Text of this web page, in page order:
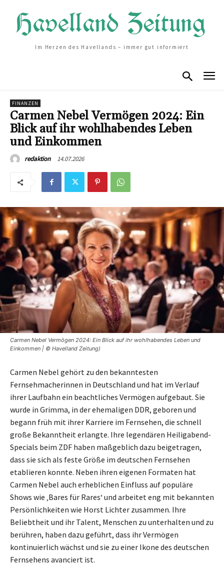
Im Herzen des Havellands – immer gut informiert
FINANZEN
Carmen Nebel Vermögen 2024: Ein
Blick auf ihr wohlhabendes Leben
und Einkommen
redaktion 14.07.2026
Carmen Nebel Vermögen 2024: Ein Blick auf ihr wohlhabendes Leben und
Einkommen | © Havelland Zeitung)
Carmen Nebel gehört zu den bekanntesten
Fernsehmacherinnen in Deutschland und hat im Verlauf
ihrer Laufbahn ein beachtliches Vermögen aufgebaut. Sie
wurde in Grimma, in der ehemaligen DDR, geboren und
begann früh mit ihrer Karriere im Fernsehen, die schnell
große Bekanntheit erlangte. Ihre legendären Heiligabend-
Specials beim ZDF haben maßgeblich dazu beigetragen,
dass sie sich als feste Größe im deutschen Fernsehen
etablieren konnte. Neben ihren eigenen Formaten hat
Carmen Nebel auch erheblichen Einfluss auf populäre
Shows wie ‚Bares für Rares‘ und arbeitet eng mit bekannten
Persönlichkeiten wie Horst Lichter zusammen. Ihre
Beliebtheit und ihr Talent, Menschen zu unterhalten und zu
berühren, haben dazu geführt, dass ihr Vermögen
kontinuierlich wächst und sie zu einer Ikone des deutschen
Fernsehens avanciert ist.